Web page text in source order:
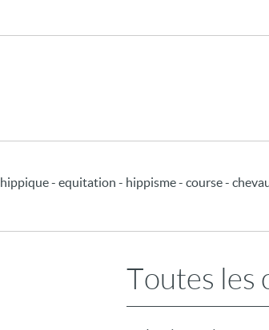
hippique - equitation - hippisme - course -
Toutes les